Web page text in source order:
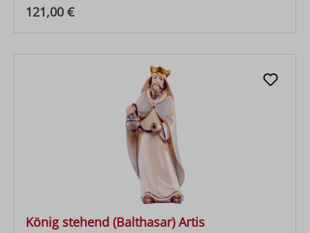
Regulärer Preis:
121,00 €
König stehend (Balthasar) Artis